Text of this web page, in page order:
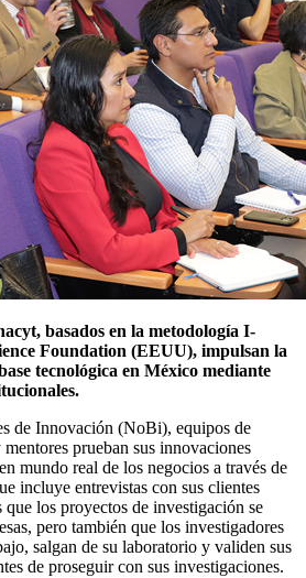
basados en la metodología I-
Foundation (EEUU), impulsan la
tecnológica en México mediante
de Innovación (NoBi), equipos de
prueban sus innovaciones
mundo real de los negocios a través de
incluye entrevistas con sus clientes
los proyectos de investigación se
pero también que los investigadores
salgan de su laboratorio y validen sus
de proseguir con sus investigaciones.